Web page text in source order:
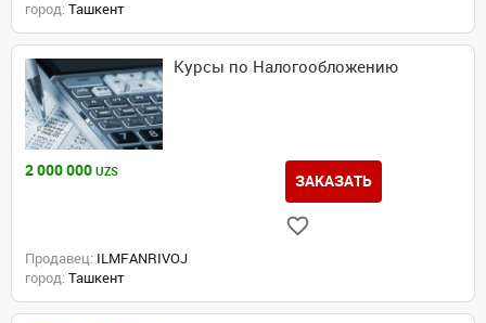
город: Ташкент
Курсы по Налогообложению
2 000 000 UZS
ЗАКАЗАТЬ
Продавец: ILMFANRIVOJ
город: Ташкент